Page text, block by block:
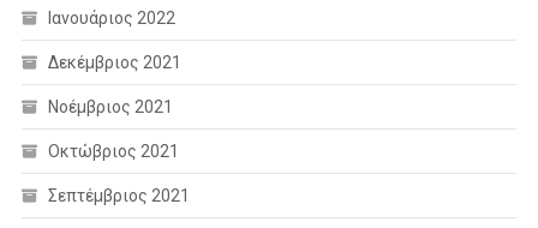
Ιανουάριος 2022
Δεκέμβριος 2021
Νοέμβριος 2021
Οκτώβριος 2021
Σεπτέμβριος 2021